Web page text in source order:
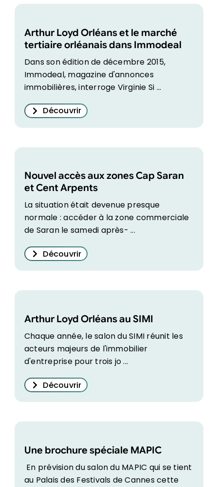
Arthur Loyd Orléans et le marché
tertiaire orléanais dans Immodeal
Dans son édition de décembre 2015,
Immodeal, magazine d'annonces
immobilières, interroge Virginie Si ...
Découvrir
Nouvel accès aux zones Cap Saran
et Cent Arpents
La situation était devenue presque
normale : accéder à la zone commerciale
de Saran le samedi après- ...
Découvrir
Arthur Loyd Orléans au SIMI
Chaque année, le salon du SIMI réunit les
acteurs majeurs de l'immobilier
d'entreprise pour trois jo ...
Découvrir
Une brochure spéciale MAPIC
En prévision du salon du MAPIC qui se tient
au Palais des Festivals de Cannes cette